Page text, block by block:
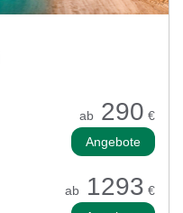
ab 290 €
Angebote
ab 1293 €